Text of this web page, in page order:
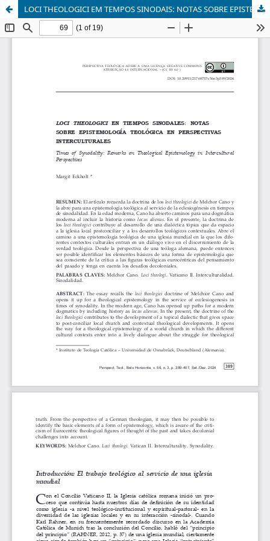
LOCI THEOLOGICI EM TEMPOS SINODAIS: NOTAS SOBRE EPISTEMOLOGIA TEOLÓGICA EM PERSPECTIVAS INTERCULTURAIS